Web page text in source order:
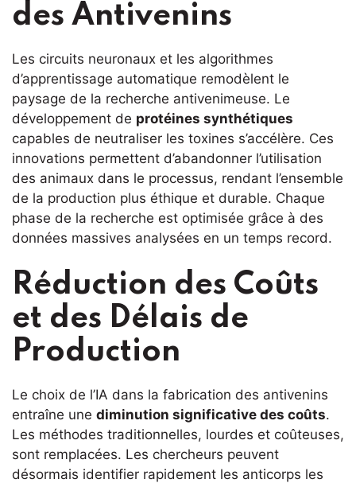
des Antivenins
Les circuits neuronaux et les algorithmes
d’apprentissage automatique remodèlent le
paysage de la recherche antivenimeuse. Le
développement de protéines synthétiques
capables de neutraliser les toxines s’accélère. Ces
innovations permettent d’abandonner l’utilisation
des animaux dans le processus, rendant l’ensemble
de la production plus éthique et durable. Chaque
phase de la recherche est optimisée grâce à des
données massives analysées en un temps record.
Réduction des Coûts
et des Délais de
Production
Le choix de l’IA dans la fabrication des antivenins
entraîne une diminution significative des coûts.
Les méthodes traditionnelles, lourdes et coûteuses,
sont remplacées. Les chercheurs peuvent
désormais identifier rapidement les anticorps les